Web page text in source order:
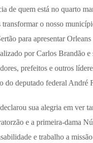
de quem está no quarto
transformar o nosso
para apresentar
por Carlos Brandão
prefeitos e outros
do deputado federal André
sua alegria em ver
e a primeira-dama
e trabalho a